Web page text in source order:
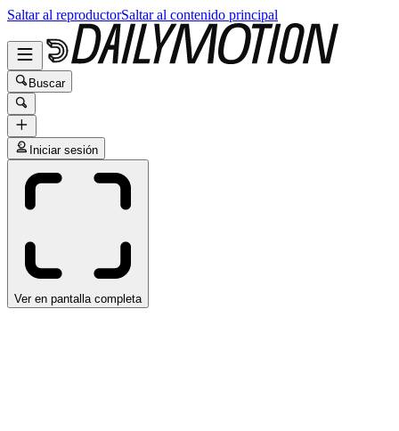
Saltar al reproductorSaltar al contenido principal
Buscar
Iniciar sesión
Ver en pantalla completa